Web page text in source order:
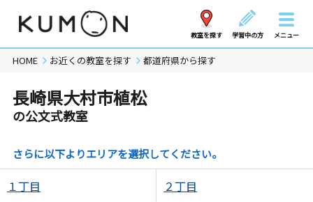
教室を探す 学習中の方 メニュー
HOME お近くの教室を探す 都道府県から探す
長崎県大村市植松
の公文式教室
さらに以下よりエリアを選択してください。
１丁目 ２丁目